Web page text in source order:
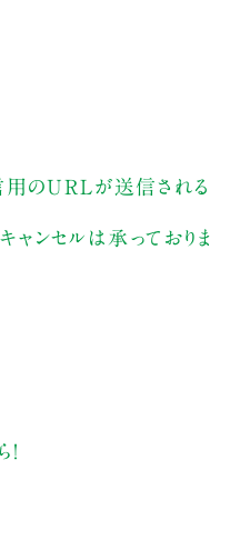
用のURLが送信される
ンセルは承っておりま
！